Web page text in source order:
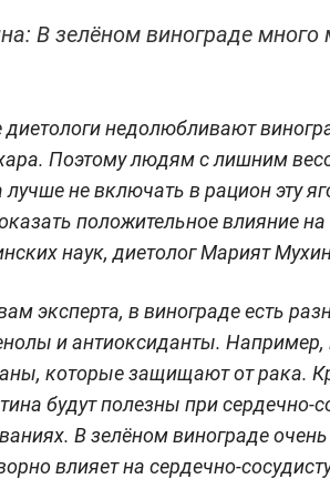
В зелёном винограде много
диетологи недолюбливают
Поэтому людям с лишним
не включать в рацион эту
положительное влияние
наук, диетолог Марият
эксперта, в винограде есть
и антиоксиданты. Например,
которые защищают от рака.
будут полезны при сердечно-
В зелёном винограде
влияет на сердечно-